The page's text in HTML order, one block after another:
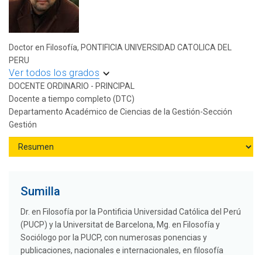
Doctor en Filosofía, PONTIFICIA UNIVERSIDAD CATOLICA DEL
PERU
Ver todos los grados
DOCENTE ORDINARIO - PRINCIPAL
Docente a tiempo completo (DTC)
Departamento Académico de Ciencias de la Gestión-Sección
Gestión
Sumilla
Dr. en Filosofía por la Pontificia Universidad Católica del Perú
(PUCP) y la Universitat de Barcelona, Mg. en Filosofía y
Sociólogo por la PUCP, con numerosas ponencias y
publicaciones, nacionales e internacionales, en filosofía